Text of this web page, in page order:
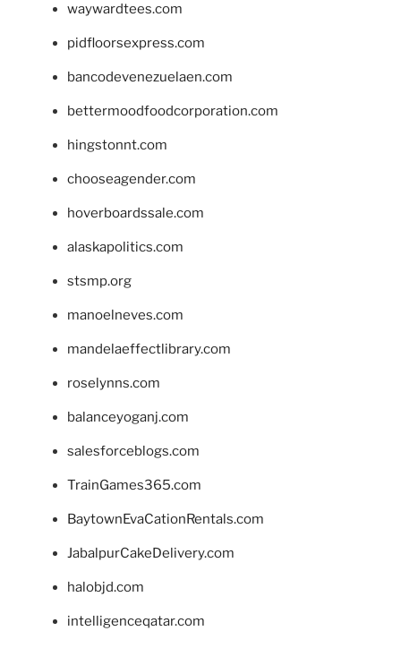
waywardtees.com
pidfloorsexpress.com
bancodevenezuelaen.com
bettermoodfoodcorporation.com
hingstonnt.com
chooseagender.com
hoverboardssale.com
alaskapolitics.com
stsmp.org
manoelneves.com
mandelaeffectlibrary.com
roselynns.com
balanceyoganj.com
salesforceblogs.com
TrainGames365.com
BaytownEvaCationRentals.com
JabalpurCakeDelivery.com
halobjd.com
intelligenceqatar.com